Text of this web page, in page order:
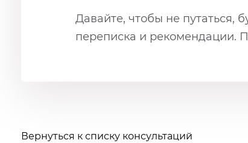
Давайте, чтобы не путаться,
переписка и рекомендации.
Вернуться к списку консультаций